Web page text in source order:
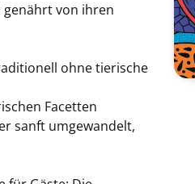
genährt von ihren
ohne tierische
Facetten
sanft umgewandelt,